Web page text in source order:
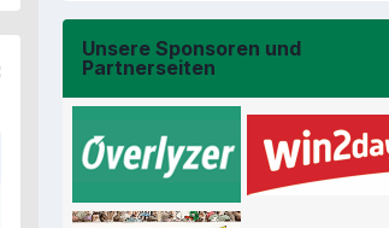
Unsere Sponsoren und
Partnerseiten